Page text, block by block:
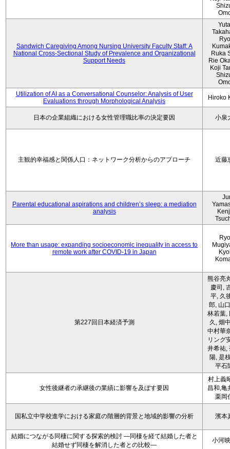
Sandwich Caregiving Among Nursing University Faculty Staff: A
National Cross-Sectional Study of Prevalence and Organizational
Support Needs
Ruka
Rie
Koji
Utilization of AI as a Conversational Counselor: Analysis of User
Evaluations through Morphological Analysis
Hiroko
日本の企業組織における女性管理職比率の決定要因 小泉
主観的幸福感と関係人口：ネットワーク分析からのアプローチ 近藤
Parental educational aspirations and children’s sleep: a mediation
analysis
More than usage: expanding socioeconomic inequality in access to
remote work after COVID-19 in Japan
第227回日本経済予測
熊谷亮
慶司,
平, 久
郎, 山
林若葉,
久, 畑
中村華
リング
井希祐,
陽, 是
平石
女性後継者の承継後の業績に影響を及ぼす要因
村上義
昌和,亀
栗岡
国私立中学校進学における家庭の階層的背景と地域的影響の分析 濱本
結婚につながる同棲に関する探索的検討 ―同棲を経て結婚した者と
結婚せず同棲を解消した者との比較―
小河